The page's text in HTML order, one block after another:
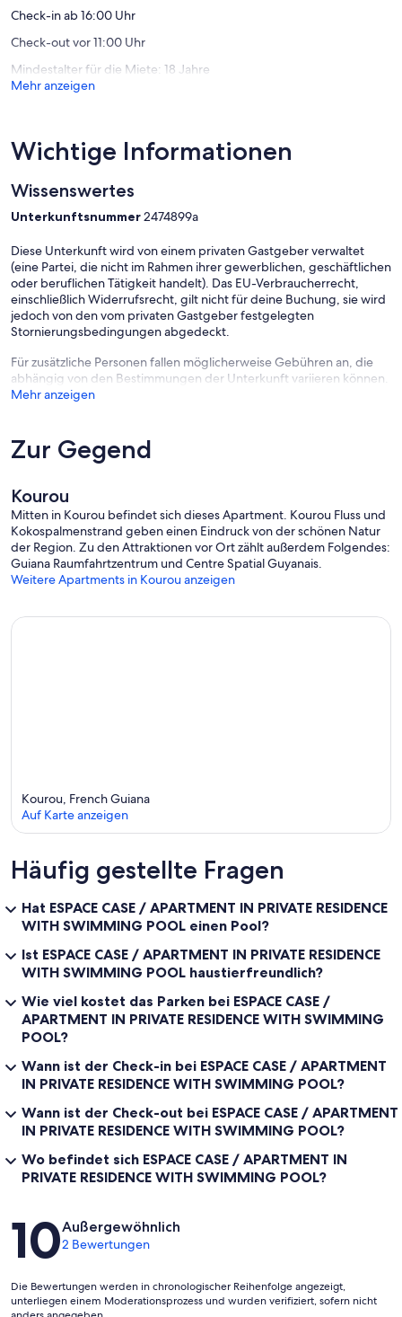
Check-in ab 16:00 Uhr
Check-out vor 11:00 Uhr
Mindestalter für die Miete: 18 Jahre
Mehr anzeigen
Wichtige Informationen
Wissenswertes
Unterkunftsnummer2474899a
Diese Unterkunft wird von einem privaten Gastgeber verwaltet
(eine Partei, die nicht im Rahmen ihrer gewerblichen, geschäftlichen
oder beruflichen Tätigkeit handelt). Das EU-Verbraucherrecht,
einschließlich Widerrufsrecht, gilt nicht für deine Buchung, sie wird
jedoch von den vom privaten Gastgeber festgelegten
Stornierungsbedingungen abgedeckt.
Für zusätzliche Personen fallen möglicherweise Gebühren an, die
abhängig von den Bestimmungen der Unterkunft variieren können.
Mehr anzeigen
Zur Gegend
Kourou
Mitten in Kourou befindet sich dieses Apartment. Kourou Fluss und
Kokospalmenstrand geben einen Eindruck von der schönen Natur
der Region. Zu den Attraktionen vor Ort zählt außerdem Folgendes:
Guiana Raumfahrtzentrum und Centre Spatial Guyanais.
Weitere Apartments in Kourou anzeigen
Karte
Kourou, French Guiana
Auf Karte anzeigen
Häufig gestellte Fragen
Hat ESPACE CASE / APARTMENT IN PRIVATE RESIDENCE
WITH SWIMMING POOL einen Pool?
Ist ESPACE CASE / APARTMENT IN PRIVATE RESIDENCE
WITH SWIMMING POOL haustierfreundlich?
Wie viel kostet das Parken bei ESPACE CASE /
APARTMENT IN PRIVATE RESIDENCE WITH SWIMMING
POOL?
Wann ist der Check-in bei ESPACE CASE / APARTMENT
IN PRIVATE RESIDENCE WITH SWIMMING POOL?
Wann ist der Check-out bei ESPACE CASE / APARTMENT
IN PRIVATE RESIDENCE WITH SWIMMING POOL?
Wo befindet sich ESPACE CASE / APARTMENT IN
PRIVATE RESIDENCE WITH SWIMMING POOL?
Bewertungen
10Außergewöhnlich
2 Bewertungen
Die Bewertungen werden in chronologischer Reihenfolge angezeigt,
unterliegen einem Moderationsprozess und wurden verifiziert, sofern nicht